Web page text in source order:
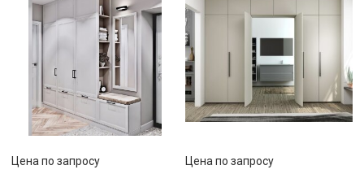
Цена по запросу
Цена по запросу